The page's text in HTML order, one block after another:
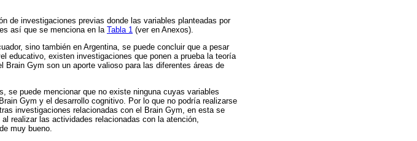
de investigaciones previas donde las variables planteadas por
así que se menciona en la Tabla 1 (ver en Anexos).
sino también en Argentina, se puede concluir que a pesar
educativo, existen investigaciones que ponen a prueba la teoría
Gym son un aporte valioso para las diferentes áreas de
se puede mencionar que no existe ninguna cuyas variables
Gym y el desarrollo cognitivo. Por lo que no podría realizarse
investigaciones relacionadas con el Brain Gym, en esta se
realizar las actividades relacionadas con la atención,
muy bueno.